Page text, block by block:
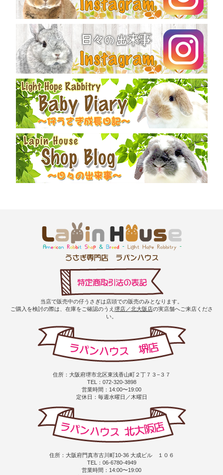
当店で販売中の仔うさぎは店頭での販売のみとなります。
ご購入を検討の際は、在庫をご確認のうえ 堺店／北大阪店の実店舗へご来店くださ
い。
住所：大阪府堺市北区東浅香山町２丁７３−３７
TEL：072-320-3898
営業時間：14:00〜19:00
定休日：毎週水曜日／木曜日
住所：大阪府門真市古川町10-36 大成ビル １０６
TEL：06-6780-4949
営業時間：14:00〜19:00